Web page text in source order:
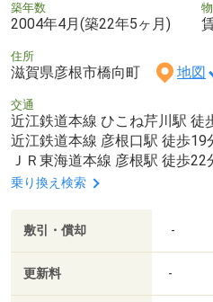
築年数
2004年4月(築22年5ヶ月)
住所
滋賀県彦根市橋向町 地図
交通
近江鉄道本線 ひこね芹川駅 徒
近江鉄道本線 彦根口駅 徒歩19
ＪＲ東海道本線 彦根駅 徒歩22
乗り換え検索
敷引・償却 -
更新料 -